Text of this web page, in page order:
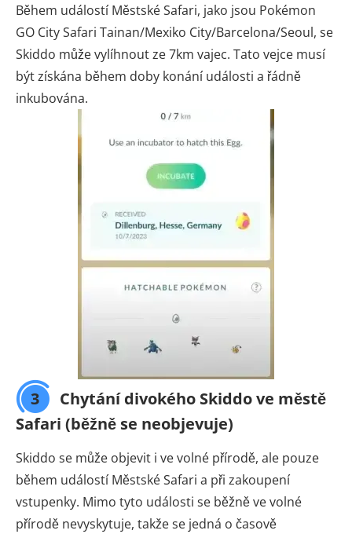
Během událostí Městské Safari, jako jsou Pokémon
GO City Safari Tainan/Mexiko City/Barcelona/Seoul, se
Skiddo může vylíhnout ze 7km vajec. Tato vejce musí
být získána během doby konání události a řádně
inkubována.
3
Chytání divokého Skiddo ve městě
Safari (běžně se neobjevuje)
Skiddo se může objevit i ve volné přírodě, ale pouze
během událostí Městské Safari a při zakoupení
vstupenky. Mimo tyto události se běžně ve volné
přírodě nevyskytuje, takže se jedná o časově